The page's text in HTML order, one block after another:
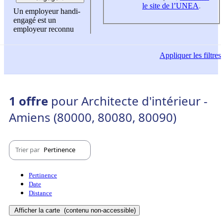
Un employeur handi-
engagé est un
employeur reconnu
le site de l’UNEA.
Appliquerles filtres
1 offre pour Architecte d'intérieur -
Amiens (80000, 80080, 80090)
Trier par Pertinence
Pertinence
Date
Distance
Afficher la carte (contenu non-accessible)